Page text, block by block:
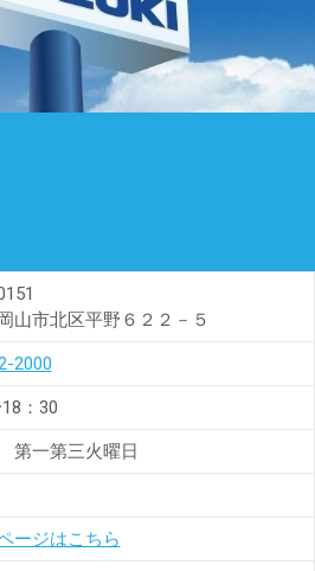
山市北区平野６２２－５
2000
：30
一第三火曜日
ージはこちら